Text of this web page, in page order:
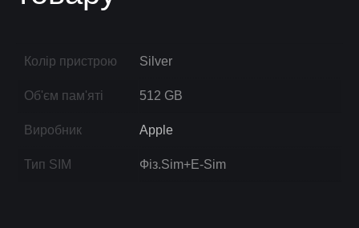
Колір пристрою Silver
Об'єм пам'яті 512 GB
Виробник Apple
Тип SIM Фіз.Sim+E-Sim